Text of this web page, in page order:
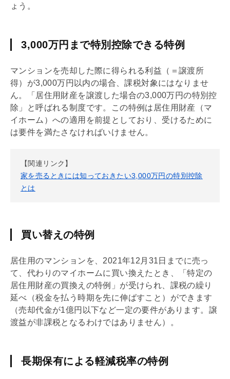
ょう。
3,000万円まで特別控除できる特例
マンションを売却した際に得られる利益（＝譲渡所
得）が3,000万円以内の場合、課税対象にはなりませ
ん。「居住用財産を譲渡した場合の3,000万円の特別控
除」と呼ばれる制度です。この特例は居住用財産（マ
イホーム）への適用を前提としており、受けるために
は要件を満たさなければいけません。
【関連リンク】
家を売るときには知っておきたい3,000万円の特別控除
とは
買い替えの特例
居住用のマンションを、2021年12月31日までに売っ
て、代わりのマイホームに買い換えたとき、「特定の
居住用財産の買換えの特例」が受けられ、課税の繰り
延べ（税金を払う時期を先に伸ばすこと）ができます
（売却代金が1億円以下など一定の要件があります。譲
渡益が非課税となるわけではありません）。
長期保有による軽減税率の特例